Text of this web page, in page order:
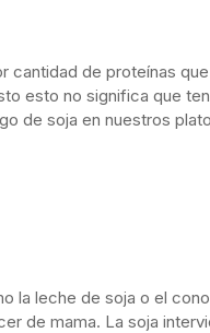
cantidad de proteínas
esto no significa que
de soja en nuestros
la leche de soja o el
de mama. La soja